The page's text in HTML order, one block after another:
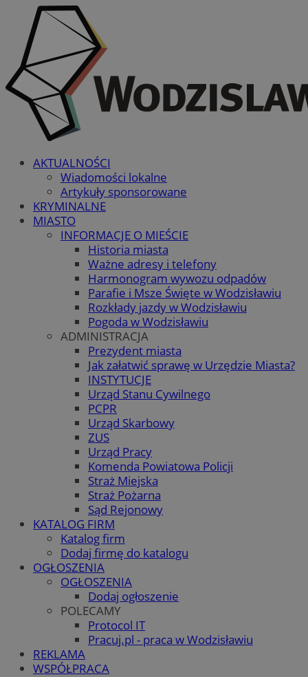
AKTUALNOŚCI
Wiadomości lokalne
Artykuły sponsorowane
KRYMINALNE
MIASTO
INFORMACJE O MIEŚCIE
Historia miasta
Ważne adresy i telefony
Harmonogram wywozu odpadów
Parafie i Msze Święte w Wodzisławiu
Rozkłady jazdy w Wodzisławiu
Pogoda w Wodzisławiu
ADMINISTRACJA
Prezydent miasta
Jak załatwić sprawę w Urzędzie Miasta?
INSTYTUCJE
Urząd Stanu Cywilnego
PCPR
Urząd Skarbowy
ZUS
Urząd Pracy
Komenda Powiatowa Policji
Straż Miejska
Straż Pożarna
Sąd Rejonowy
KATALOG FIRM
Katalog firm
Dodaj firmę do katalogu
OGŁOSZENIA
OGŁOSZENIA
Dodaj ogłoszenie
POLECAMY
Protocol IT
Pracuj.pl - praca w Wodzisławiu
REKLAMA
WSPÓŁPRACA